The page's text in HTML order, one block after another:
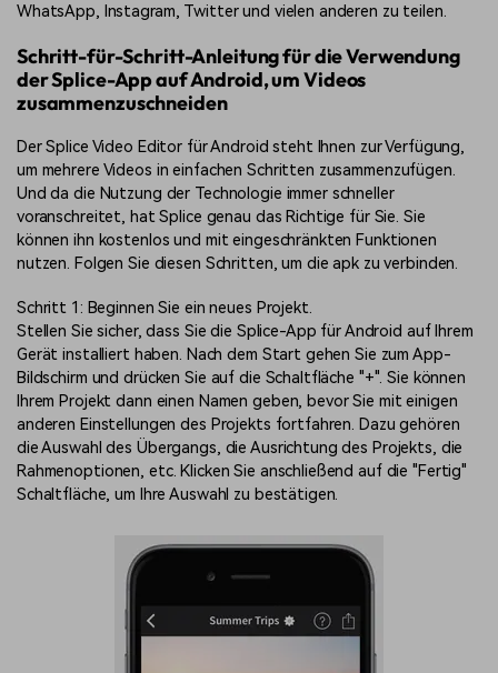
WhatsApp, Instagram, Twitter und vielen anderen zu teilen.
Schritt-für-Schritt-Anleitung für die Verwendung
der Splice-App auf Android, um Videos
zusammenzuschneiden
Der Splice Video Editor für Android steht Ihnen zur Verfügung,
um mehrere Videos in einfachen Schritten zusammenzufügen.
Und da die Nutzung der Technologie immer schneller
voranschreitet, hat Splice genau das Richtige für Sie. Sie
können ihn kostenlos und mit eingeschränkten Funktionen
nutzen. Folgen Sie diesen Schritten, um die apk zu verbinden.
Schritt 1: Beginnen Sie ein neues Projekt.
Stellen Sie sicher, dass Sie die Splice-App für Android auf Ihrem
Gerät installiert haben. Nach dem Start gehen Sie zum App-
Bildschirm und drücken Sie auf die Schaltfläche "+". Sie können
Ihrem Projekt dann einen Namen geben, bevor Sie mit einigen
anderen Einstellungen des Projekts fortfahren. Dazu gehören
die Auswahl des Übergangs, die Ausrichtung des Projekts, die
Rahmenoptionen, etc. Klicken Sie anschließend auf die "Fertig"
Schaltfläche, um Ihre Auswahl zu bestätigen.